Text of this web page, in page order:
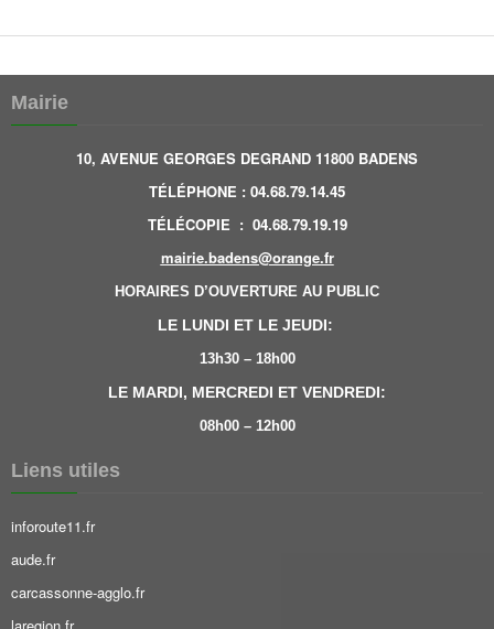
Mairie
10, AVENUE GEORGES DEGRAND 11800 BADENS
TÉLÉPHONE : 04.68.79.14.45
TÉLÉCOPIE : 04.68.79.19.19
mairie.badens@orange.fr
HORAIRES D’OUVERTURE AU PUBLIC
LE LUNDI ET LE JEUDI:
13h30 – 18h00
LE MARDI, MERCREDI ET VENDREDI:
08h00 – 12h00
Liens utiles
inforoute11.fr
aude.fr
carcassonne-agglo.fr
laregion.fr